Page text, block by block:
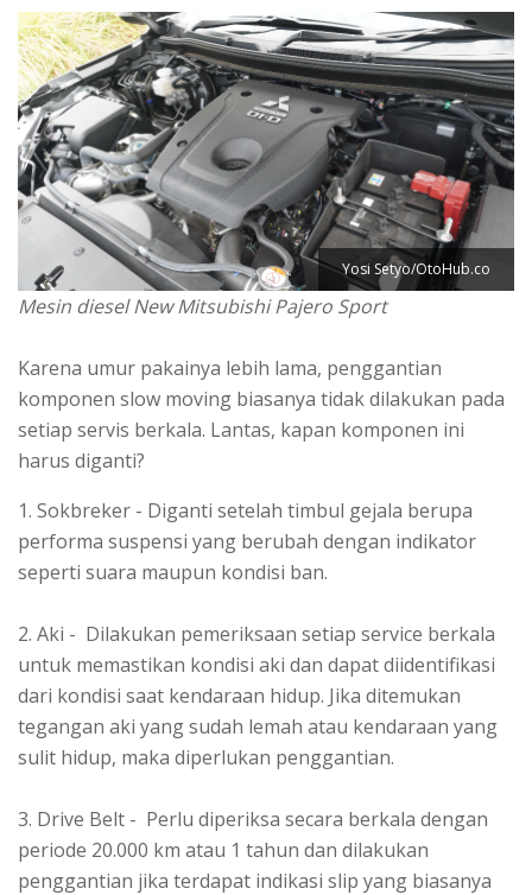
Yosi Setyo/OtoHub.co
Mesin diesel New Mitsubishi Pajero Sport
Karena umur pakainya lebih lama, penggantian
komponen slow moving biasanya tidak dilakukan pada
setiap servis berkala. Lantas, kapan komponen ini
harus diganti?
1. Sokbreker - Diganti setelah timbul gejala berupa
performa suspensi yang berubah dengan indikator
seperti suara maupun kondisi ban.
2. Aki - Dilakukan pemeriksaan setiap service berkala
untuk memastikan kondisi aki dan dapat diidentifikasi
dari kondisi saat kendaraan hidup. Jika ditemukan
tegangan aki yang sudah lemah atau kendaraan yang
sulit hidup, maka diperlukan penggantian.
3. Drive Belt - Perlu diperiksa secara berkala dengan
periode 20.000 km atau 1 tahun dan dilakukan
penggantian jika terdapat indikasi slip yang biasanya